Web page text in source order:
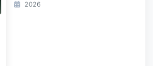
2026